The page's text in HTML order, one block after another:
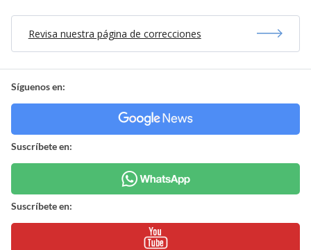
Revisa nuestra página de correcciones
Síguenos en:
Suscríbete en:
Suscríbete en: